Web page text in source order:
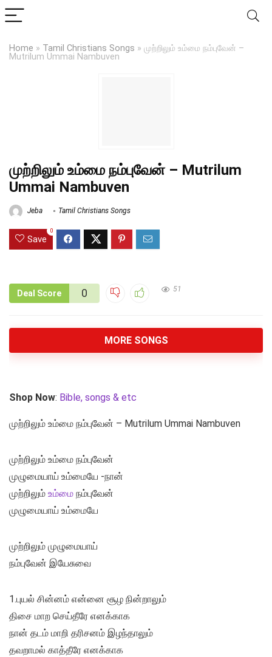
Home » Tamil Christians Songs » முற்றிலும் உம்மை நம்புவேன் –
Mutrilum Ummai Nambuven
முற்றிலும் உம்மை நம்புவேன் – Mutrilum
Ummai Nambuven
Jeba Tamil Christians Songs
Save
0
Deal Score 0 51
MORE SONGS
Shop Now: Bible, songs & etc
முற்றிலும் உம்மை நம்புவேன் – Mutrilum Ummai Nambuven
முற்றிலும் உம்மை நம்புவேன்
முழுமையாய் உம்மையே -நான்
முற்றிலும் உம்மை நம்புவேன்
முழுமையாய் உம்மையே
முற்றிலும் முழுமையாய்
நம்புவேன் இயேசுவை
1.புயல் சின்னம் என்னை சூழ நின்றாலும்
திசை மாற செய்தீரே எனக்காக
நான் தடம் மாறி தரிசனம் இழந்தாலும்
தவறாமல் காத்தீரே எனக்காக